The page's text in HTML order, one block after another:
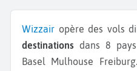
Wizzair opère des vols
destinations dans 8
Basel Mulhouse Freiburg.